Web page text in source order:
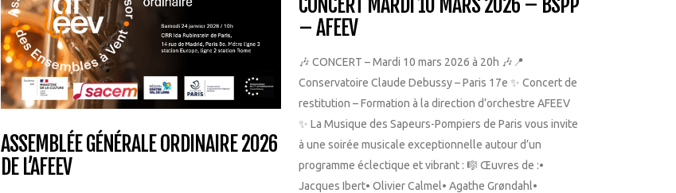
– AFEEV
🎶 CONCERT – Mardi 10 mars 2026 à 20h 🎶📍
Conservatoire Claude Debussy – Paris 17e ✨ Concert de
restitution – Formation à la direction d’orchestre AFEEV
✨ La Musique des Sapeurs-Pompiers de Paris vous invite
à une soirée musicale exceptionnelle autour d’un
programme éclectique et vibrant : 🎼 Œuvres de :•
Jacques Ibert• Olivier Calmel• Agathe Grøndahl•
ASSEMBLÉE GÉNÉRALE ORDINAIRE 2026
DE L’AFEEV